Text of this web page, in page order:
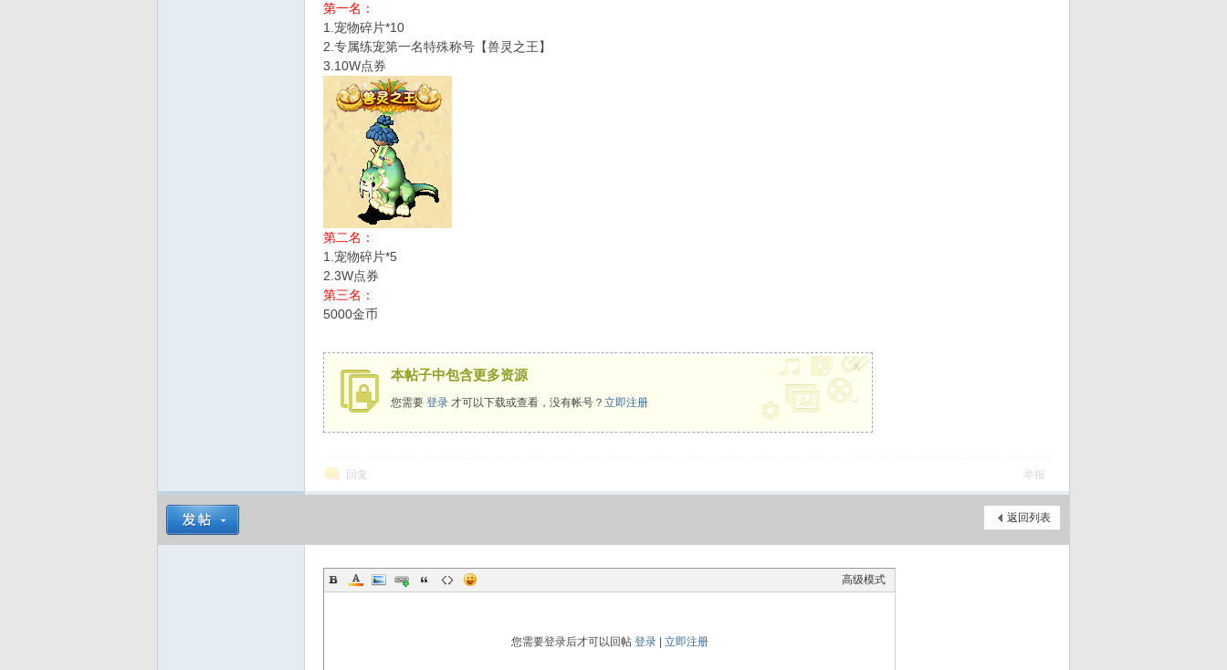
第一名：
1.宠物碎片*10
2.专属练宠第一名特殊称号【兽灵之王】
3.10W点券
第二名：
1.宠物碎片*5
2.3W点券
第三名：
5000金币
本帖子中包含更多资源
您需要 登录 才可以下载或查看，没有帐号？ 立即注册
x
回复 举报
返回列表
高级模式
您需要登录后才可以回帖 登录| 立即注册